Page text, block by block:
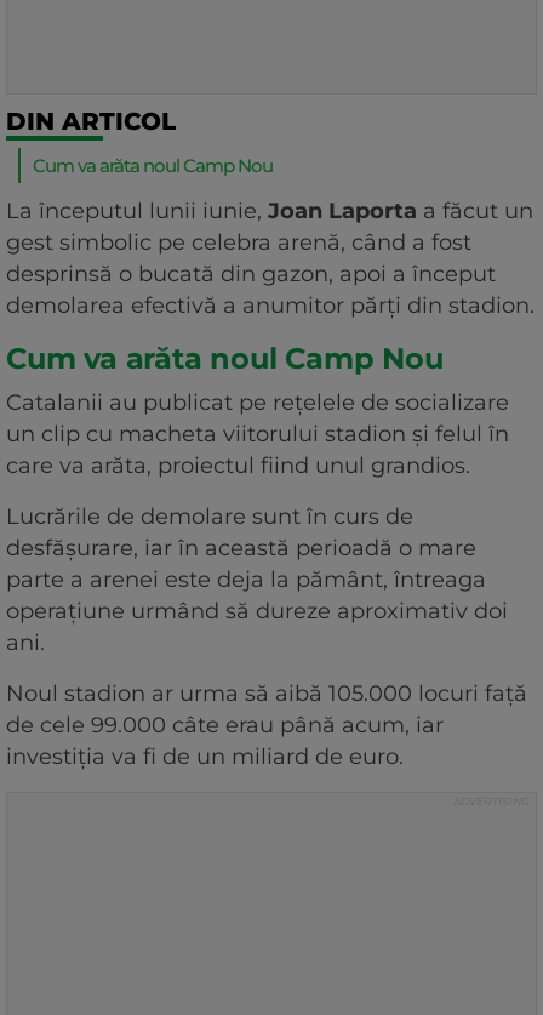
DIN ARTICOL
Cum va arăta noul Camp Nou
La începutul lunii iunie, Joan Laporta a făcut un
gest simbolic pe celebra arenă, când a fost
desprinsă o bucată din gazon, apoi a început
demolarea efectivă a anumitor părți din stadion.
Cum va arăta noul Camp Nou
Catalanii au publicat pe rețelele de socializare
un clip cu macheta viitorului stadion și felul în
care va arăta, proiectul fiind unul grandios.
Lucrările de demolare sunt în curs de
desfășurare, iar în această perioadă o mare
parte a arenei este deja la pământ, întreaga
operațiune urmând să dureze aproximativ doi
ani.
Noul stadion ar urma să aibă 105.000 locuri față
de cele 99.000 câte erau până acum, iar
investiția va fi de un miliard de euro.